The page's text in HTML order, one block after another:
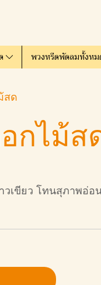
พวงหรีดพัดลมทั้งหม
สด
กไม้ส
เขียว โทนสุภาพอ่อ